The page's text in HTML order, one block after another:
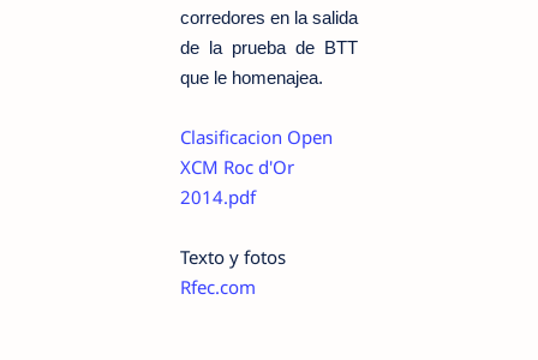
corredores en la salida
de la prueba de BTT
que le homenajea.
Clasificacion Open
XCM Roc d'Or
2014.pdf
Texto y fotos
Rfec.com